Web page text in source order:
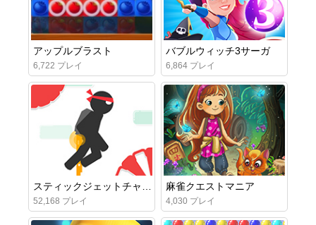
アップルブラスト
6,722 プレイ
バブルウィッチ3サーガ
6,864 プレイ
52,168 プレイ
麻雀クエストマニア
4,030 プレイ